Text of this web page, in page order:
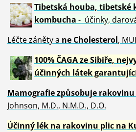
Tibetská houba, tibetské
kombucha - účinky,
Léčte záněty a ne Cholesterol,
100% ČAGA ze Sibiře,
účinných látek
Mamografie způsobuje
Johnson, M.D., N.M.D., D.O.
Účinný lék na rakovinu plic na